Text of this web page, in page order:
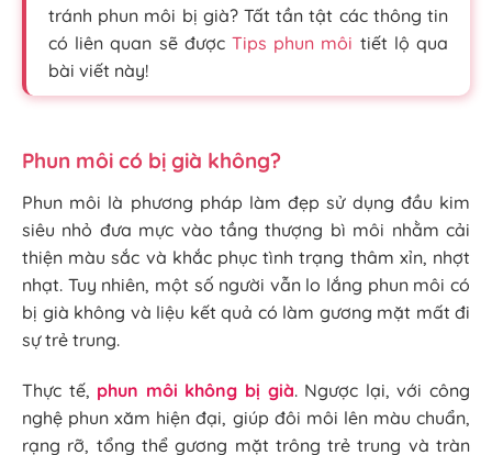
tránh phun môi bị già? Tất tần tật các thông tin
có liên quan sẽ được Tips phun môi tiết lộ qua
bài viết này!
Phun môi có bị già không?
Phun môi là phương pháp làm đẹp sử dụng đầu kim
siêu nhỏ đưa mực vào tầng thượng bì môi nhằm cải
thiện màu sắc và khắc phục tình trạng thâm xỉn, nhợt
nhạt. Tuy nhiên, một số người vẫn lo lắng phun môi có
bị già không và liệu kết quả có làm gương mặt mất đi
sự trẻ trung.
Thực tế, phun môi không bị già. Ngược lại, với công
nghệ phun xăm hiện đại, giúp đôi môi lên màu chuẩn,
rạng rỡ, tổng thể gương mặt trông trẻ trung và tràn